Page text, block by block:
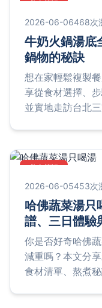
美食筆記
2026-06-06468次
牛奶火鍋湯底
鍋物的秘訣
想在家輕鬆複製
享從食材選擇、
並實地走訪台北
美食筆記
2026-06-05453次
哈佛蔬菜湯只
譜、三日體驗
你是否好奇哈佛
減重嗎？本文分
食材清單、熬煮